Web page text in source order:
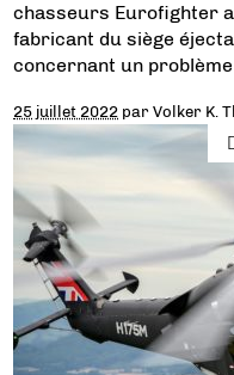
chasseurs Eurofighter
fabricant du siège
concernant un
25 juillet 2022 parVolker K.